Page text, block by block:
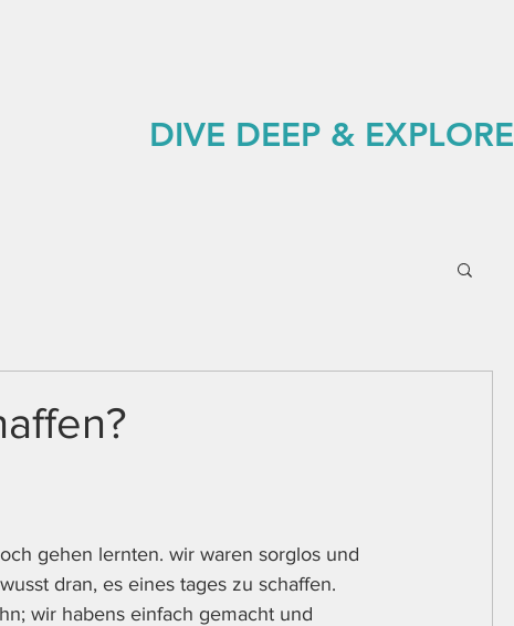
DIVE DEEP & EXPLORE
gehen lernten. wir waren sorglos und
dran, es eines tages zu schaffen.
wir habens einfach gemacht und